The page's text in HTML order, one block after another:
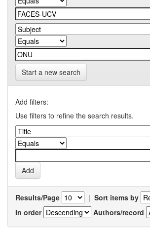
Start a new search
Add filters:
Use filters to refine the search results.
Results/Page | Sort items by
In order
Authors/record